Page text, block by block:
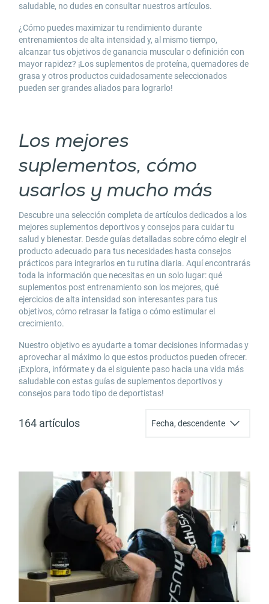
164 artículos
saludable, no dudes en consultar nuestros artículos.
¿Cómo puedes maximizar tu rendimiento durante
entrenamientos dealta intensidad y, al mismo tiempo,
alcanzar tus objetivos de ganancia muscular o definición con
mayor rapidez? ¡Los suplementos de proteína, quemadores de
grasa y otros productos cuidadosamente seleccionados
pueden ser grandes aliados para lograrlo!
Los mejores
suplementos, cómo
usarlos y mucho más
Descubre una selección completa de artículos dedicados a los
mejores suplementos deportivos y consejos para cuidar tu
salud y bienestar. Desde guías detalladas sobre cómo elegir el
producto adecuado para tus necesidades hasta consejos
prácticos para integrarlos en tu rutina diaria. Aquí encontrarás
toda la información que necesitas en un solo lugar: qué
suplementos post entrenamiento son los mejores, qué
ejercicios de alta intensidad son interesantes para tus
objetivos, cómo retrasar la fatiga o cómo estimular el
crecimiento.
Nuestro objetivo es ayudarte a tomar decisiones informadas y
aprovechar al máximo lo que estos productos pueden ofrecer.
¡Explora, infórmate y da el siguiente paso hacia una vida más
saludable con estas guías de suplementos deportivos y
consejos para todo tipo de deportistas!